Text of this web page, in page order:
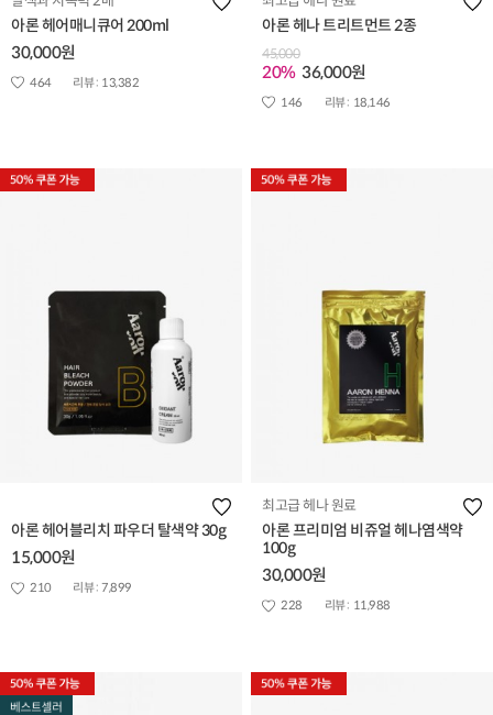
아론 헤어매니큐어 200ml
30,000원
464 리뷰 : 13,382
아론 헤나 트리트먼트 2종
45,000
20% 36,000원
146 리뷰 : 18,146
아론 헤어블리치 파우더 탈색약 30g
15,000원
210 리뷰 : 7,899
최고급 헤나 원료
아론 프리미엄 비쥬얼 헤나염색약
100g
30,000원
228 리뷰 : 11,988